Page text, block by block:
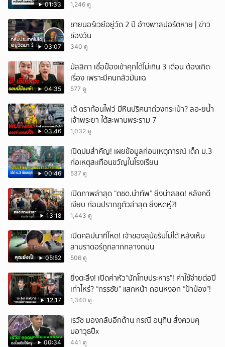
01:33 1,246 ดู
03:07
ชายนอร์เวย์อยู่วัด 2 ปี อ้างพาสปอร์ตหาย | ข่าว
ช่องวัน
340 ดู
04:35
มัลลิกา เชื่อป๋องเข้าคุกได้ไม่เกิน 3 เดือน ต้องเกิด
เรื่อง เพราะมีคนกลัวมันแฉ
577 ดู
03:46
เต้ ดราก้อนไฟว์ มีหินปริศนาถ่วงกระเป๋า? ลอ-ยน้ำ
เจ้าพระยา ใต้สะพานพระราม 7
1,032 ดู
00:46
เปิดปมสำคัญ! เผยข้อมูลก่อนเหตุการณ์ เด็ก ม.3
ก่อเหตุสะเทือนขวัญในโรงเรียน
537 ดู
13:18
เปิดภาพล่าสุด “ตชด.นำทัพ” ยิ่งน่าสลด! หลังคดี
เงียบ ก่อนปรากฎตัวล่าสุด ยิ่งหดหู่?!
1,443 ดู
05:52
เปิดคลิปนาทีโหด! เจ้าของสุนัขรับไม่ได้ หลังเห็น
ลาบราดอร์ถูกลากกลางถนน
506 ดู
12:17
ยิ่งตะลึง! เปิดค่าหัว“นักโทษประหาร”! ค่าใช้จ่ายต่อปี
เท่าไหร่? “กรรชัย” แสกหน้า ถอนหงอก “ป้าป๋อง”!
1,340 ดู
00:34
เรวัช มองกลับอีกด้าน กรณี อนุทิน สั่งควบคุ
มอาวุธปืx
441 ดู